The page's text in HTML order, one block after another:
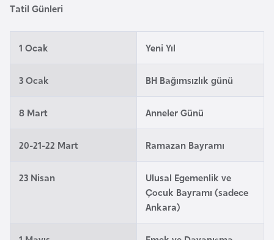
Tatil Günleri
1 Ocak Yeni Yıl
3 Ocak BH Bağımsızlık günü
8 Mart Anneler Günü
20-21-22 Mart Ramazan Bayramı
23 Nisan
Ulusal Egemenlik ve
Çocuk Bayramı (sadece
Ankara)
u
s
e
ç
k